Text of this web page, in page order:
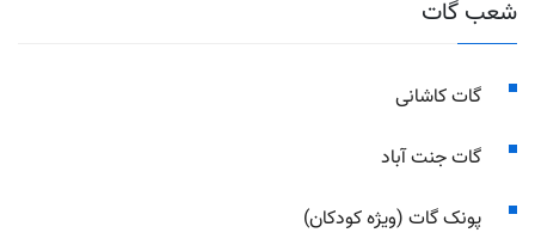
شعب گات
گات کاشانی
گات جنت آباد
پونک گات (ویژه کودکان)